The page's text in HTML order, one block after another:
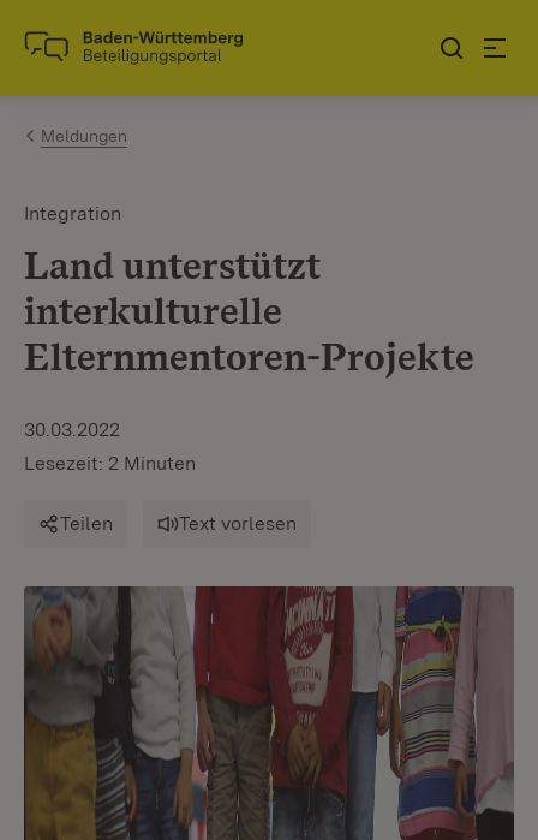
Zum Inhalt springen
Link zur Startseite
Meldungen
Integration
Land unterstützt
interkulturelle
Elternmentoren-Projekte
30.03.2022
Lesezeit: 2 Minuten
Teilen Text vorlesen